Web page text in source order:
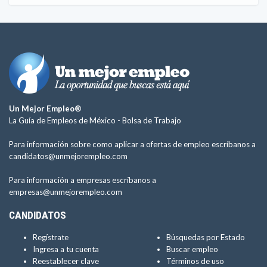
Un Mejor Empleo®
La Guía de Empleos de México - Bolsa de Trabajo
Para información sobre como aplicar a ofertas de empleo escríbanos a
candidatos@unmejorempleo.com
Para información a empresas escríbanos a
empresas@unmejorempleo.com
CANDIDATOS
Regístrate
Ingresa a tu cuenta
Reestablecer clave
Búsquedas por Estado
Buscar empleo
Términos de uso